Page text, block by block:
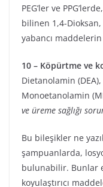
PEG’ler ve
bilinen 1,4-
yabancı
10 – Köpürtme ve
Dietanolamin
Monoetanolamin
ve üreme sağlığı
Bu bileşikler ne
şampuanlarda,
bulunabilir. Bunlar
koyulaştırıcı